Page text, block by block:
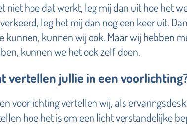
niet hoe dat werkt, leg mij dan uit hoe het
leg het mij dan nog een keer uit.
kunnen, kunnen wij ook. Maar wij hebben
kunnen we het ook zelf doen.
vertellen jullie in een
voorlichting vertellen wij, als
hoe het is om een licht verstandelijke